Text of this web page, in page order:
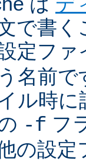
で書
定フ
名前
ル時
-f フ
の設